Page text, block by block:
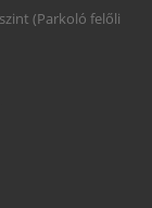
(Parkoló felőli